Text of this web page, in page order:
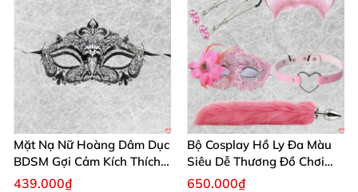
Mặt Nạ Nữ Hoàng Dâm Dục
BDSM Gợi Cảm Kích Thích
Đam Mê Cuộc Yêu
439.000₫
Bộ Cosplay Hồ Ly Đa Màu
Siêu Dễ Thương Đồ Chơi
BDSM Hot
650.000₫